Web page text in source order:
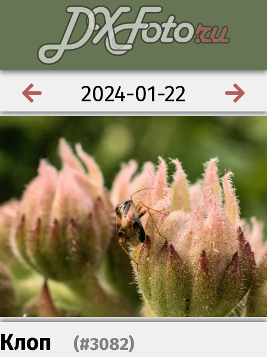
2024-01-22
Клоп (#3082)